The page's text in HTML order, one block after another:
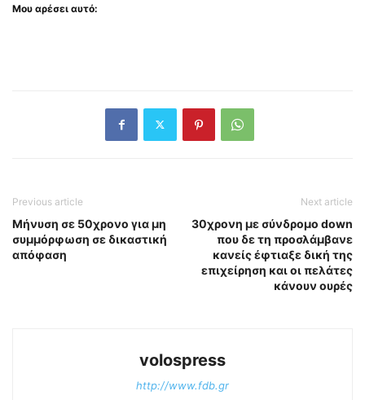
Μου αρέσει αυτό:
Previous article
Μήνυση σε 50χρονο για μη
συμμόρφωση σε δικαστική
απόφαση
Next article
30χρονη με σύνδρομο down
που δε τη προσλάμβανε
κανείς έφτιαξε δική της
επιχείρηση και οι πελάτες
κάνουν ουρές
volospress
http://www.fdb.gr